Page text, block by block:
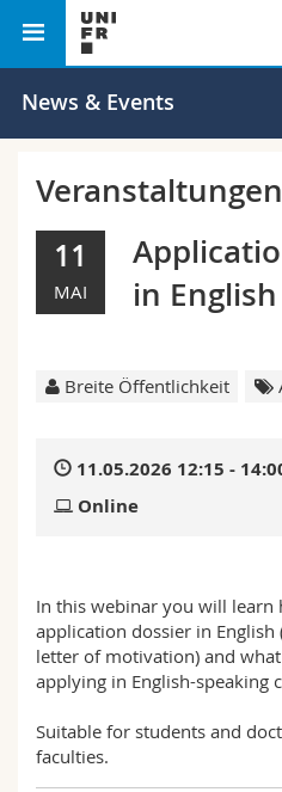
Universität
Campus
Forschung
Theologische Fak.
Rechtswissenschaftliche
Interfakultär
Informationen für
Studieninteressierte
Doktorierende
Ressourcen
Vorlesungsverzeichnis
MyUnifr
News & Events
Veranstaltungen
11
MAI
in English
Breite Öffentlichkeit
11.05.2026 12:15 -
Online
In this webinar you will learn
application dossier in English
letter of motivation) and
applying in English-speaking
Suitable for students and
faculties.